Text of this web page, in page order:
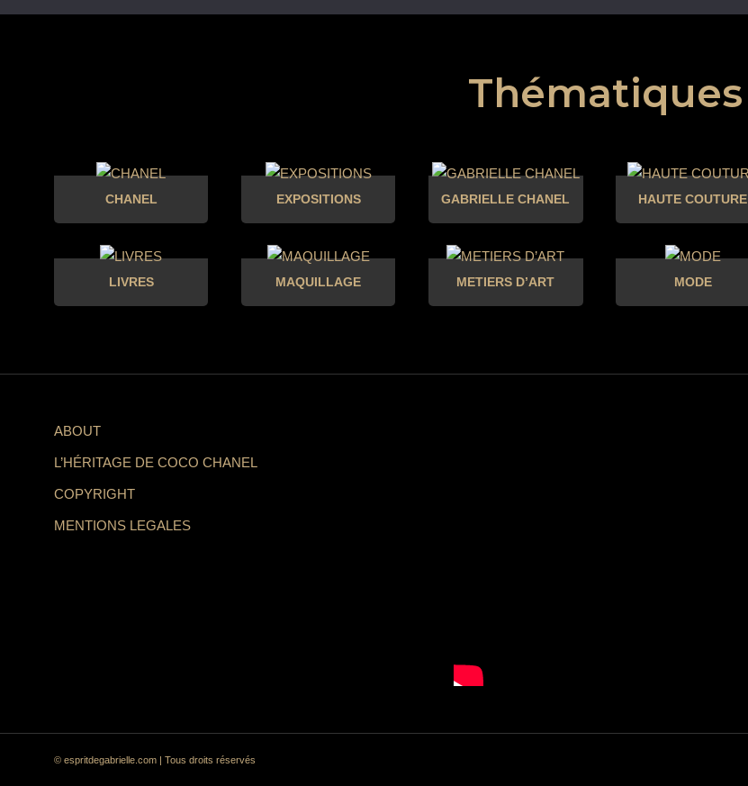
Thématiques
CHANEL EXPOSITIONS GABRIELLE CHANEL HAUTE COUTURE
LIVRES MAQUILLAGE METIERS D’ART MODE
ABOUT
L’HÉRITAGE DE COCO CHANEL
COPYRIGHT
MENTIONS LEGALES
© espritdegabrielle.com | Tous droits réservés